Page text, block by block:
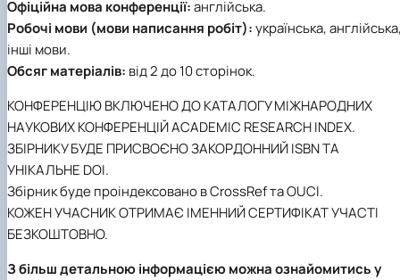
Офіційна мова конференції:англійська.
Робочі мови (мови написання робіт):українська,
інші мови.
Обсяг матеріалів: від 2 до 10 сторінок.
КОНФЕРЕНЦІЮ ВКЛЮЧЕНО ДО КАТАЛОГУ МІЖНАРОДНИХ
НАУКОВИХ КОНФЕРЕНЦІЙ ACADEMIC RESEARCH INDEX.
ЗБІРНИКУ БУДЕ ПРИСВОЄНО ЗАКОРДОННИЙ ISBN ТА
УНІКАЛЬНЕ DOI.
Збірник буде проіндексовано в CrossRef та OUCI.
КОЖЕН УЧАСНИК ОТРИМАЄ ІМЕННИЙ СЕРТИФІКАТ УЧАСТІ
БЕЗКОШТОВНО.
З більш детальною інформацією можна ознайомитись у